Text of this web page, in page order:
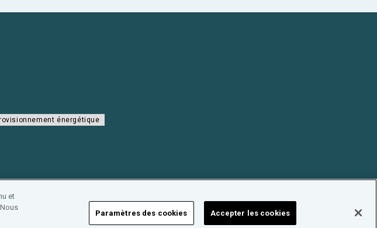
énergétique
et
Paramètres des cookies Accepter les cookies